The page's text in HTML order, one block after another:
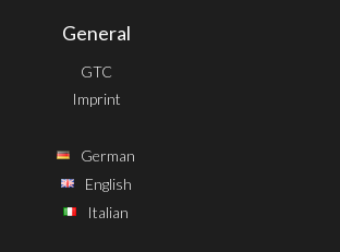
General
GTC
Imprint
German
English
Italian